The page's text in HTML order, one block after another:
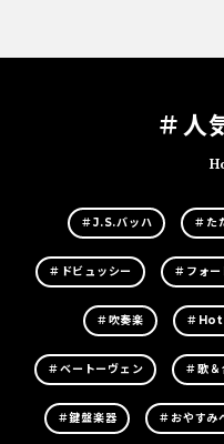
＃人
＃J.S.バッハ ＃た
＃ドビュッシー ＃フォー
＃吹奏楽 ＃
＃ベートーヴェン ＃歌＆
＃鍵盤楽器 ＃おやすみ